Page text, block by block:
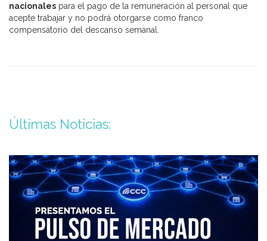
nacionales para el pago de la remuneración al personal que
acepte trabajar y no podrá otorgarse como franco
compensatorio del descanso semanal.
Últimas Noticias: